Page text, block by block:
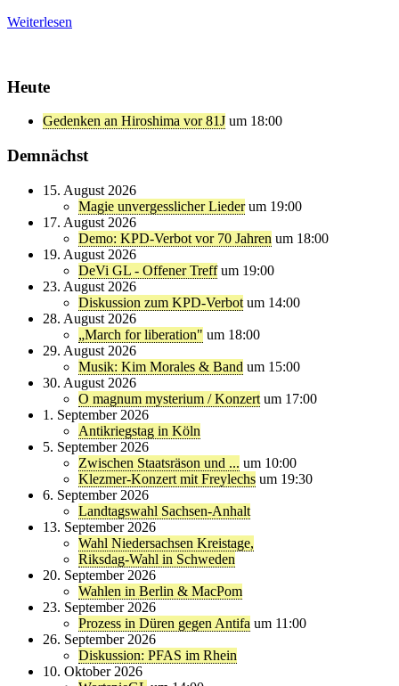
Weiterlesen
Heute
Gedenken an Hiroshima vor 81J um 18:00
Demnächst
15. August 2026
Magie unvergesslicher Lieder um 19:00
17. August 2026
Demo: KPD-Verbot vor 70 Jahren um 18:00
19. August 2026
DeVi GL - Offener Treff um 19:00
23. August 2026
Diskussion zum KPD-Verbot um 14:00
28. August 2026
„March for liberation" um 18:00
29. August 2026
Musik: Kim Morales & Band um 15:00
30. August 2026
O magnum mysterium / Konzert um 17:00
1. September 2026
Antikriegstag in Köln
5. September 2026
Zwischen Staatsräson und ... um 10:00
Klezmer-Konzert mit Freylechs um 19:30
6. September 2026
Landtagswahl Sachsen-Anhalt
13. September 2026
Wahl Niedersachsen Kreistage,
Riksdag-Wahl in Schweden
20. September 2026
Wahlen in Berlin & MacPom
23. September 2026
Prozess in Düren gegen Antifa um 11:00
26. September 2026
Diskussion: PFAS im Rhein
10. Oktober 2026